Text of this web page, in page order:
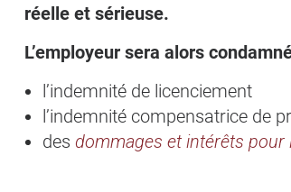
réelle et sérieuse.
L’employeur sera alors
l’indemnité de licenciement
l’indemnité compensatrice de
des dommages et intérêts pour